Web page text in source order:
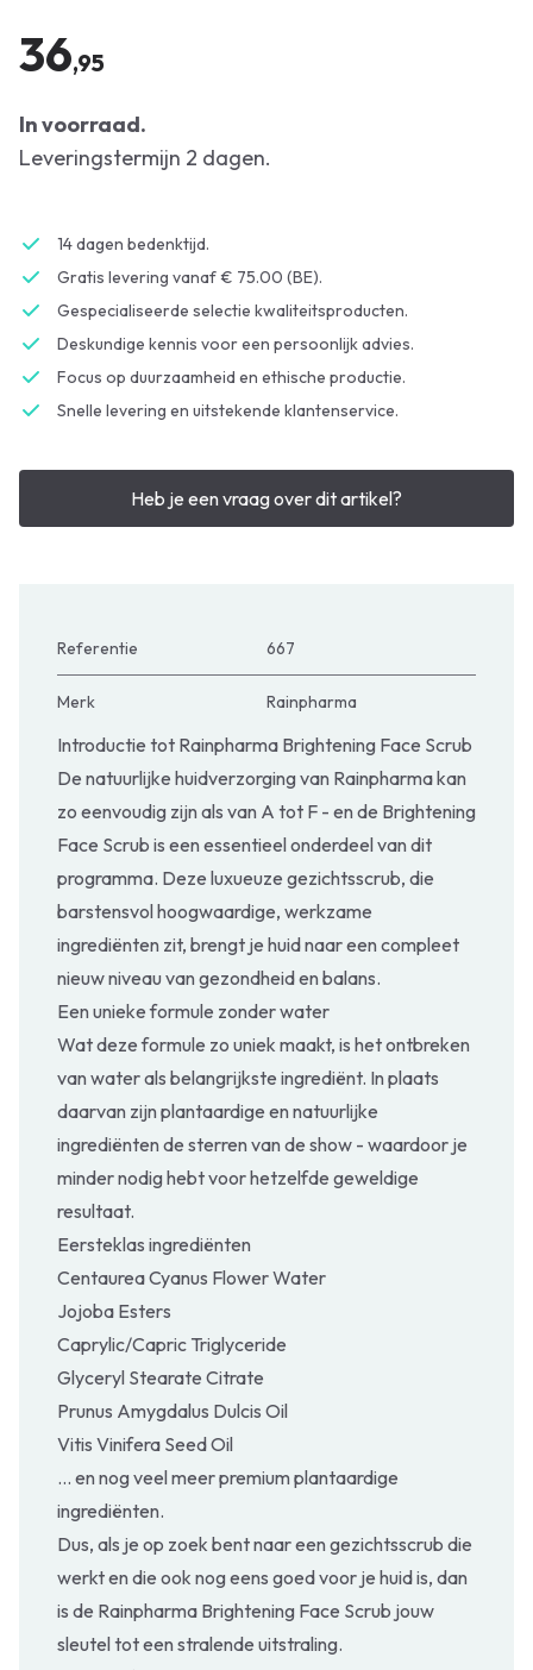
36,95
In voorraad.
Leveringstermijn 2 dagen.
14 dagen bedenktijd.
Gratis levering vanaf € 75.00 (BE).
Gespecialiseerde selectie kwaliteitsproducten.
Deskundige kennis voor een persoonlijk advies.
Focus op duurzaamheid en ethische productie.
Snelle levering en uitstekende klantenservice.
Heb je een vraag over dit artikel?
Referentie 667
Merk Rainpharma
Introductie tot Rainpharma Brightening Face Scrub
De natuurlijke huidverzorging van Rainpharma kan
zo eenvoudig zijn als van A tot F - en de Brightening
Face Scrub is een essentieel onderdeel van dit
programma. Deze luxueuze gezichtsscrub, die
barstensvol hoogwaardige, werkzame
ingrediënten zit, brengt je huid naar een compleet
nieuw niveau van gezondheid en balans.
Een unieke formule zonder water
Wat deze formule zo uniek maakt, is het ontbreken
van water als belangrijkste ingrediënt. In plaats
daarvan zijn plantaardige en natuurlijke
ingrediënten de sterren van de show - waardoor je
minder nodig hebt voor hetzelfde geweldige
resultaat.
Eersteklas ingrediënten
Centaurea Cyanus Flower Water
Jojoba Esters
Caprylic/Capric Triglyceride
Glyceryl Stearate Citrate
Prunus Amygdalus Dulcis Oil
Vitis Vinifera Seed Oil
... en nog veel meer premium plantaardige
ingrediënten.
Dus, als je op zoek bent naar een gezichtsscrub die
werkt en die ook nog eens goed voor je huid is, dan
is de Rainpharma Brightening Face Scrub jouw
sleutel tot een stralende uitstraling.